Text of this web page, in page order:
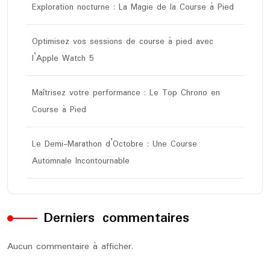
Exploration nocturne : La Magie de la Course à Pied
Optimisez vos sessions de course à pied avec
l’Apple Watch 5
Maîtrisez votre performance : Le Top Chrono en
Course à Pied
Le Demi-Marathon d’Octobre : Une Course
Automnale Incontournable
Derniers commentaires
Aucun commentaire à afficher.